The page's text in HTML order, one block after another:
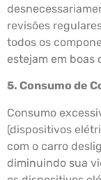
revisões
todos os
estejam em boas
5. Consumo de
Consumo
(dispositivos
com o carro
diminuindo sua